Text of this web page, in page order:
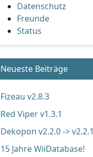
Datenschutz
Freunde
Status
Neueste Beiträge
Fizeau v2.8.3
Red Viper v1.3.1
Dekopon v2.2.0 -> v2.2.1
15 Jahre WiiDatabase!